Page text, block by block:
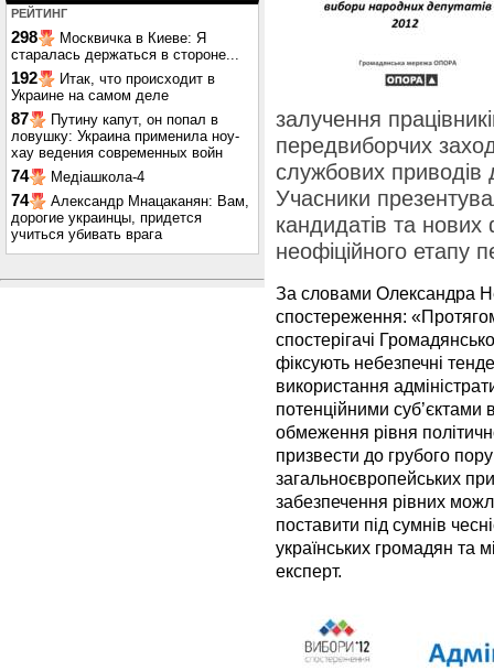
РЕЙТИНГ
298
Москвичка в Киеве: Я
старалась держаться в стороне...
192
Итак, что происходит в
Украине на самом деле
87
Путину капут, он попал в
ловушку: Украина применила ноу-
хау ведения современных войн
74 Медіашкола-4
74
Александр Мнацаканян: Вам,
дорогие украинцы, придется
учиться убивать врага
залучення
передвиборчих
службових приводів
Учасники
кандидатів та нових
неофіційного етапу
За словами Олександра
спостереження:
спостерігачі
фіксують небезпечні
використання
потенційними
обмеження рівня
призвести до грубого
загальноєвропейських
забезпечення рівних
поставити під сумнів
українських громадян та
експерт.